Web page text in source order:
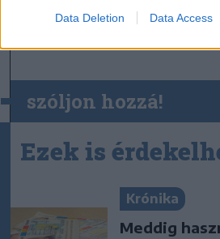
Data Deletion Data Access
szóljon hozzá!
Ezek is
Krónika
Meddig